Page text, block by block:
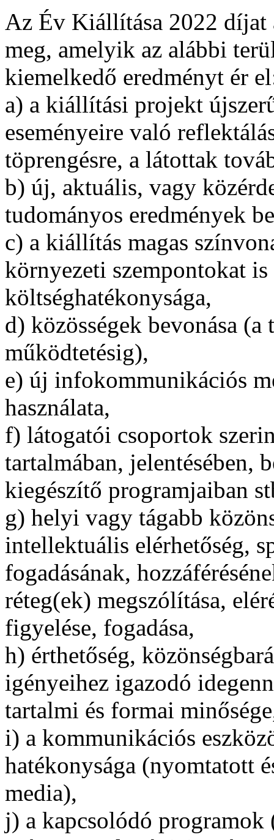
Az Év Kiállítása 2022 díjat
meg, amelyik az alábbi
kiemelkedő eredményt ér
a) a kiállítási projekt
eseményeire való
töprengésre, a látottak
b) új, aktuális, vagy
tudományos eredmények
c) a kiállítás magas
környezeti szempontokat
költséghatékonysága,
d) közösségek bevonása
működtetésig),
e) új infokommunikációs
használata,
f) látogatói csoportok
tartalmában, jelentésében,
kiegészítő programjaiban
g) helyi vagy tágabb
intellektuális elérhetőség,
fogadásának,
réteg(ek) megszólítása,
figyelése, fogadása,
h) érthetőség,
igényeihez igazodó
tartalmi és formai
i) a kommunikációs
hatékonysága (nyomtatott
media),
j) a kapcsolódó